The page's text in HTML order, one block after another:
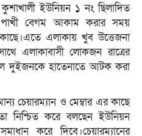
ইউনিয়ন ১ নং ছিলাদিত
পাখী বেগম আকাম করার সময়
এলাকায় খুব উত্তেজনা
এলাকাবাসী লোকজন রাত্রের
দুইজনকে হাতেনাতে আটক করা
চেয়ারম্যান ও মেম্বার এর কাছে
নিশ্চিত করে বলছেন ইউনিয়ন
করে দিবে।চেয়ারম্যানের